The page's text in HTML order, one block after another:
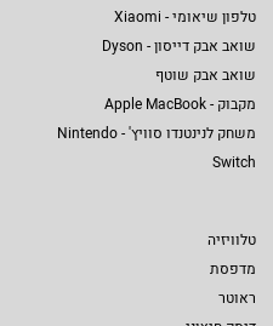
טלפון שיאומי - Xiaomi
שואב אבק דייסון - Dyson
שואב אבק שוטף
מקבוק - Apple MacBook
משחק לנינטנדו סוויץ' - Nintendo
Switch
טלוויזיה
מדפסת
ראוטר